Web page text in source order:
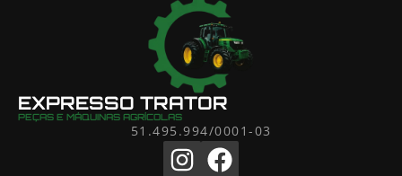
EXPRESSO TRATOR
PEÇAS E MÁQUINAS AGRÍCOLAS
51.495.994/0001-03